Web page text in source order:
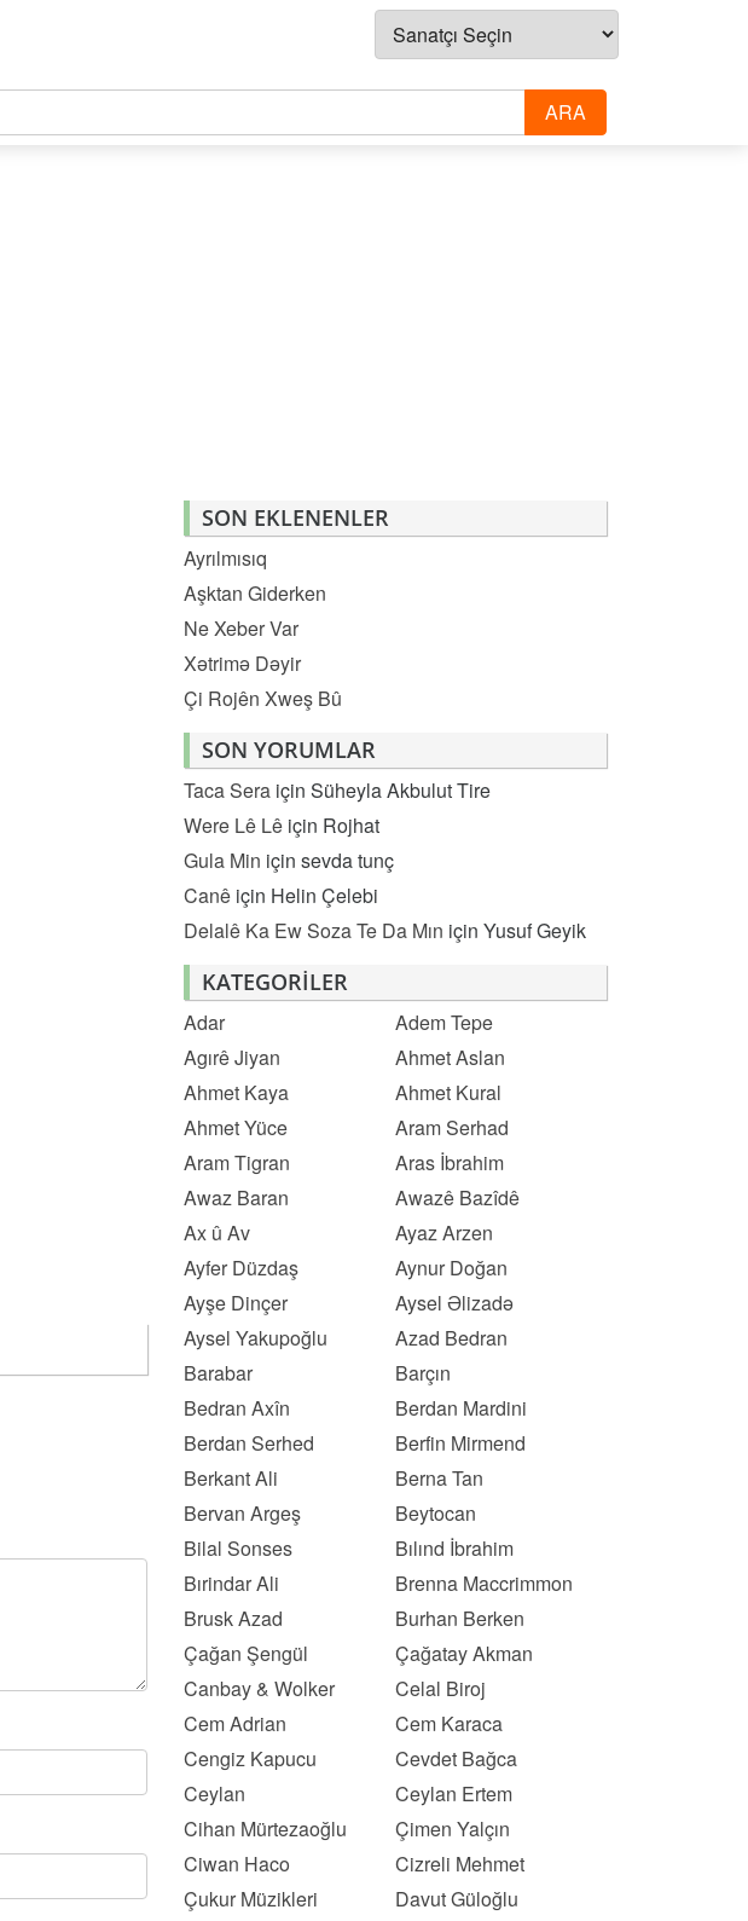
SON EKLENENLER
Ayrılmısıq
Aşktan Giderken
Ne Xeber Var
Xətrimə Dəyir
Çi Rojên Xweş Bû
SON YORUMLAR
Taca Sera için Süheyla Akbulut Tire
Were Lê Lê için Rojhat
Gula Min için sevda tunç
Canê için Helin Çelebi
Delalê Ka Ew Soza Te Da Mın için Yusuf Geyik
KATEGORILER
Adar
Adem Tepe
Agırê Jiyan
Ahmet Aslan
Ahmet Kaya
Ahmet Kural
Ahmet Yüce
Aram Serhad
Aram Tigran
Aras İbrahim
Awaz Baran
Awazê Bazîdê
Ax û Av
Ayaz Arzen
Ayfer Düzdaş
Aynur Doğan
Ayşe Dinçer
Aysel Əlizadə
Aysel Yakupoğlu
Azad Bedran
Barabar
Barçın
Bedran Axîn
Berdan Mardini
Berdan Serhed
Berfin Mirmend
Berkant Ali
Berna Tan
Bervan Argeş
Beytocan
Bilal Sonses
Bılınd İbrahim
Bırindar Ali
Brenna Maccrimmon
Brusk Azad
Burhan Berken
Çağan Şengül
Çağatay Akman
Canbay & Wolker
Celal Biroj
Cem Adrian
Cem Karaca
Cengiz Kapucu
Cevdet Bağca
Ceylan
Ceylan Ertem
Cihan Mürtezaoğlu
Çimen Yalçın
Ciwan Haco
Cizreli Mehmet
Çukur Müzikleri
Davut Güloğlu